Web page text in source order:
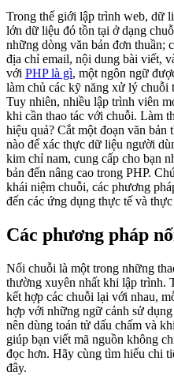
Trong thế giới lập trình web, dữ
lớn dữ liệu đó tồn tại ở dạng
những dòng văn bản đơn thuần;
địa chỉ email, nội dung bài viết,
với PHP là gì, một ngôn ngữ
làm chủ các kỹ năng xử lý chuỗi
Tuy nhiên, nhiều lập trình viên
khi cần thao tác với chuỗi. Làm
hiệu quả? Cắt một đoạn văn bản
nào để xác thực dữ liệu người
kim chỉ nam, cung cấp cho bạn
bản đến nâng cao trong PHP.
khái niệm chuỗi, các phương
đến các ứng dụng thực tế và
Các phương pháp
Nối chuỗi là một trong những
thường xuyên nhất khi lập trình.
kết hợp các chuỗi lại với nhau,
hợp với những ngữ cảnh sử
nên dùng toán tử dấu chấm và
giúp bạn viết mã nguồn không
đọc hơn. Hãy cùng tìm hiểu chi
đây.